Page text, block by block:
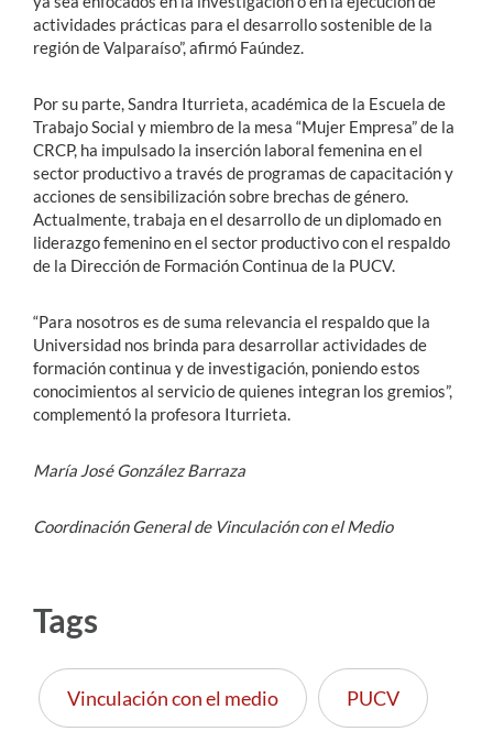
actividades prácticas para el desarrollo sostenible de la
región de Valparaíso”, afirmó Faúndez.
Por su parte, Sandra Iturrieta, académica de la Escuela de
Trabajo Social y miembro de la mesa “Mujer Empresa” de la
CRCP, ha impulsado la inserción laboral femenina en el
sector productivo a través de programas de capacitación y
acciones de sensibilización sobre brechas de género.
Actualmente, trabaja en el desarrollo de un diplomado en
liderazgo femenino en el sector productivo con el respaldo
de la Dirección de Formación Continua de la PUCV.
“Para nosotros es de suma relevancia el respaldo que la
Universidad nos brinda para desarrollar actividades de
formación continua y de investigación, poniendo estos
conocimientos al servicio de quienes integran los gremios”,
complementó la profesora Iturrieta.
María José González Barraza
Coordinación General de Vinculación con el Medio
Tags
Vinculación con el medio PUCV